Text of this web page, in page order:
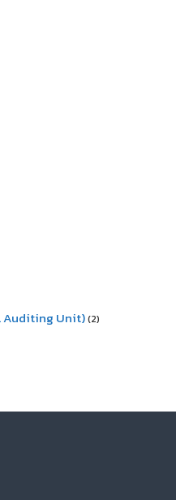
Auditing Unit)(2)